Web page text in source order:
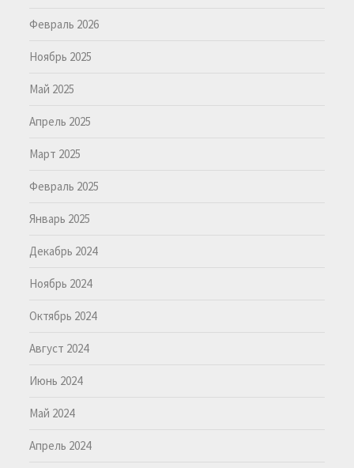
Февраль 2026
Ноябрь 2025
Май 2025
Апрель 2025
Март 2025
Февраль 2025
Январь 2025
Декабрь 2024
Ноябрь 2024
Октябрь 2024
Август 2024
Июнь 2024
Май 2024
Апрель 2024